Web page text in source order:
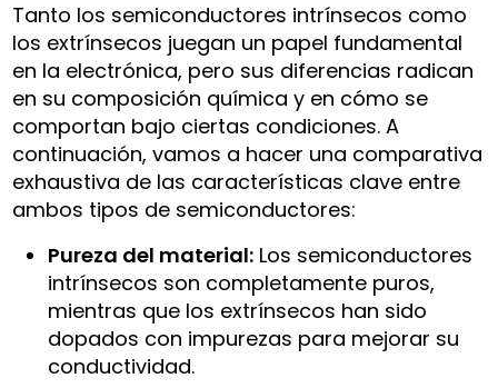
Tanto los semiconductores intrínsecos como
los extrínsecos juegan un papel fundamental
en la electrónica, pero sus diferencias radican
en su composición química y en cómo se
comportan bajo ciertas condiciones. A
continuación, vamos a hacer una comparativa
exhaustiva de las características clave entre
ambos tipos de semiconductores:
Pureza del material: Los semiconductores
intrínsecos son completamente puros,
mientras que los extrínsecos han sido
dopados con impurezas para mejorar su
conductividad.